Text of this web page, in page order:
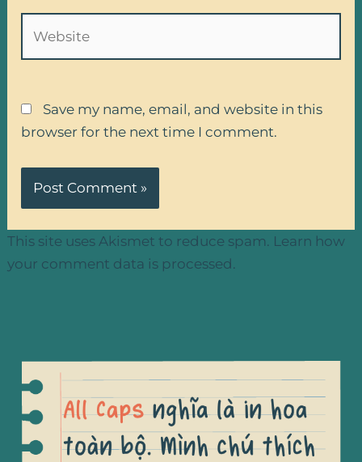
Save my name, email, and website in this
browser for the next time I comment.
This site uses Akismet to reduce spam. Learn how
your comment data is processed.